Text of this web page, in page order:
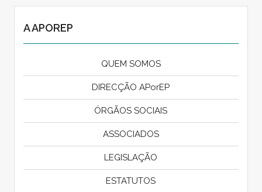
A APOREP
QUEM SOMOS
DIRECÇÃO APorEP
ÓRGÃOS SOCIAIS
ASSOCIADOS
LEGISLAÇÃO
ESTATUTOS